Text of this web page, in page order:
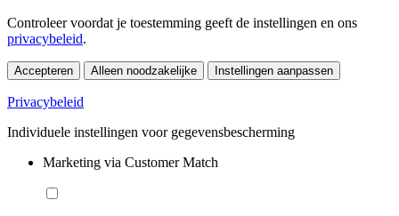
Controleer voordat je toestemming geeft de instellingen en ons
privacybeleid.
Accepteren Alleen noodzakelijke Instellingen aanpassen
Privacybeleid
Individuele instellingen voor gegevensbescherming
Marketing via Customer Match